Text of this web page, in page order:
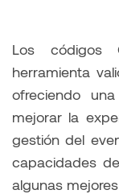
Los códigos
herramienta
ofreciendo
mejorar la
gestión del
capacidades
algunas